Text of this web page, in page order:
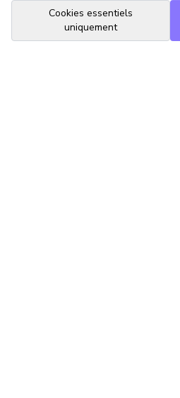
Cookies essentiels
uniquement